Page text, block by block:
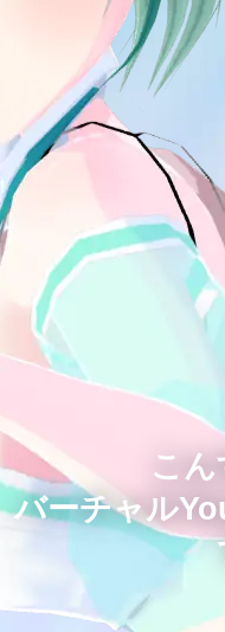
こん
バーチャル